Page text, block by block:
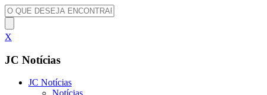
X
JC Notícias
JC Notícias